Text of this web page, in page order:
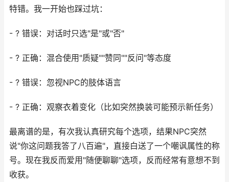
特错。我一开始也踩过坑：
- ? 错误：对话时只选"是"或"否"
- ? 正确：混合使用"质疑""赞同""反问"等态度
- ? 错误：忽视NPC的肢体语言
- ? 正确：观察衣着变化（比如突然换装可能预示新任务）
最离谱的是，有次我认真研究每个选项，结果NPC突然
说"你这问题我答了八百遍"，直接白送了一个嘲讽属性的称
号。现在我反而爱用"随便聊聊"选项，反而经常有意想不到
收获。